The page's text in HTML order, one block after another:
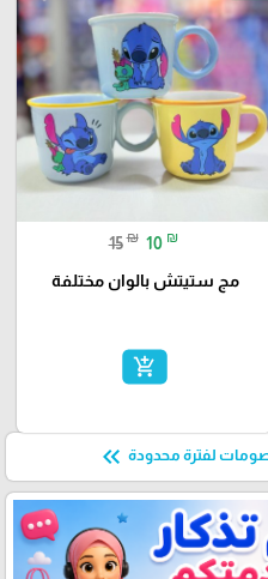
15 ₪ 10 ₪
مج ستيتش بالوان مختلفة
add_shopping_cart
لفترة محدودة keyboard_double_arrow_left